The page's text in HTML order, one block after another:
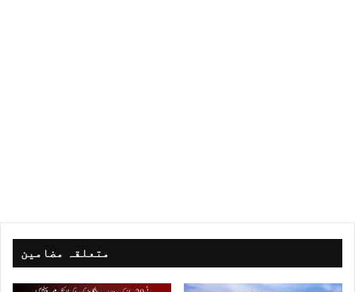
متعلقہ مضامین